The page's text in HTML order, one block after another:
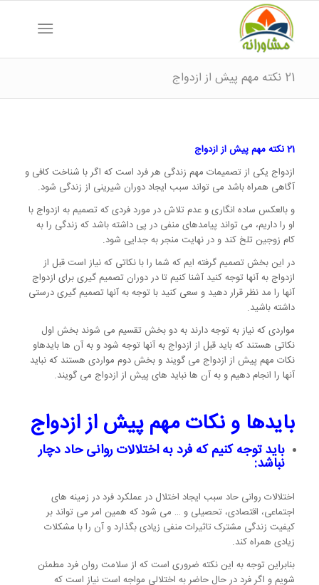
21 نکته مهم پیش از ازدواج
21 نکته مهم پیش از ازدواج
ازدواج یکی از تصمیمات مهم زندگی هر فرد است که اگر با شناخت کافی و
آگاهی همراه باشد می تواند سبب ایجاد دوران شیرینی از زندگی شود.
و بالعکس ساده انگاری و عدم تلاش در مورد فردی که تصمیم به ازدواج با
او را داریم، می تواند پیامدهای منفی در پی داشته باشد که زندگی را به
کام زوجین تلخ کند و در نهایت منجر به جدایی شود.
در این بخش تصمیم گرفته ایم که شما را با نکاتی که نیاز است قبل از
ازدواج به آنها توجه کنید آشنا کنیم تا در دوران تصمیم گیری برای ازدواج
آنها را مد نظر قرار دهید و سعی کنید با توجه به آنها تصمیم گیری درستی
داشته باشید.
مواردی که نیاز به توجه دارند به دو بخش تقسیم می شوند بخش اول
نکاتی هستند که باید قبل از ازدواج به آنها توجه شود و به آن ها بایدهاو
نکات مهم پیش از ازدواج می گویند و بخش دوم مواردی هستند که نباید
آنها را انجام دهیم و به آن ها نباید های پیش از ازدواج می گویند.
بایدها و نکات مهم پیش از ازدواج
باید توجه کنیم که فرد به اختلالات روانی حاد دچار
نباشد:
اختلالات روانی حاد سبب ایجاد اختلال در عملکرد فرد در زمینه های
اجتماعی، اقتصادی، تحصیلی و … می شود که همین امر می تواند بر
کیفیت زندگی مشترک تاثیرات منفی زیادی بگذارد و آن را با مشکلات
زیادی همراه کند.
بنابراین توجه به این نکته ضروری است که از سلامت روان فرد مطمئن
شویم و اگر فرد در حال حاضر به اختلالی مواجه است نیاز است که